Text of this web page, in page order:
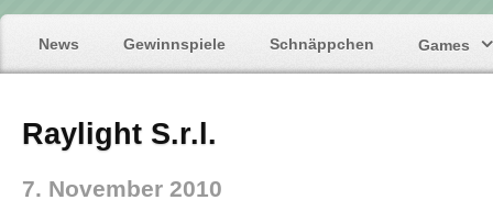
News Gewinnspiele Schnäppchen Games
Raylight S.r.l.
7. November 2010